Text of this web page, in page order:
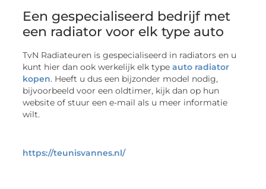
Een gespecialiseerd bedrijf met
een radiator voor elk type auto
TvN Radiateuren is gespecialiseerd in radiators en u
kunt hier dan ook werkelijk elk typeauto radiator
kopen. Heeft u dus een bijzonder model nodig,
bijvoorbeeld voor een oldtimer, kijk dan op hun
website of stuur een e-mail als u meer informatie
wilt.
https://teunisvannes.nl/